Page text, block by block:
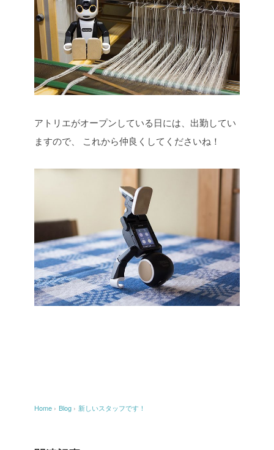
アトリエがオープンしている日には、出勤してい
ますので、
これから仲良くしてくださいね！
Home › Blog › 新しいスタッフです！